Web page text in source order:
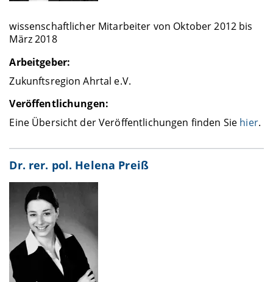
wissenschaftlicher Mitarbeiter von Oktober 2012 bis
März 2018
Arbeitgeber:
Zukunftsregion Ahrtal e.V.
Veröffentlichungen:
Eine Übersicht der Veröffentlichungen finden Sie hier.
Dr. rer. pol. Helena Preiß